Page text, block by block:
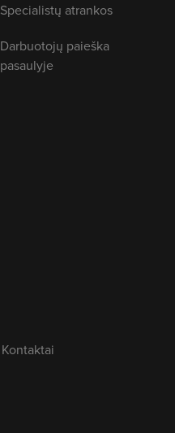
Specialistų atrankos
Darbuotojų paieška
pasaulyje
Kontaktai